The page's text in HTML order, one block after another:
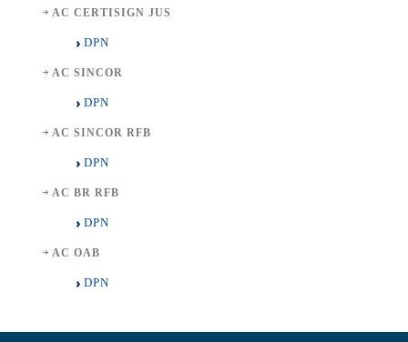
AC CERTISIGN JUS
DPN
AC SINCOR
DPN
AC SINCOR RFB
DPN
AC BR RFB
DPN
AC OAB
DPN